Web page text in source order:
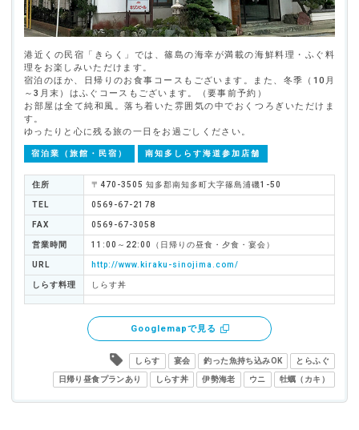
港近くの民宿「きらく」では、篠島の海幸が満載の海鮮料理・ふぐ料
理をお楽しみいただけます。
宿泊のほか、日帰りのお食事コースもございます。また、冬季（10月
～3月末）はふぐコースもございます。（要事前予約）
お部屋は全て純和風。落ち着いた雰囲気の中でおくつろぎいただけま
す。
ゆったりと心に残る旅の一日をお過ごしください。
宿泊業（旅館・民宿） 南知多しらす海道参加店舗
住所 〒470-3505 知多郡南知多町大字篠島浦磯1-50
TEL 0569-67-2178
FAX 0569-67-3058
営業時間 11:00～22:00（日帰りの昼食・夕食・宴会）
URL http://www.kiraku-sinojima.com/
しらす料理 しらす丼
Googlemapで見る
しらす 宴会 釣った魚持ち込みOK とらふぐ
日帰り昼食プランあり しらす丼 伊勢海老 ウニ 牡蠣（カキ）